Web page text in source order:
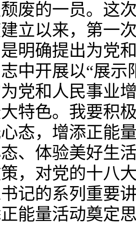
废的一员。这
立以来，第一
明确提出为党
中开展以“展
党和人民事业
特色。我要积
态，增添正能
、体验美好生
，对党的十八
记的系列重要
能量活动奠定